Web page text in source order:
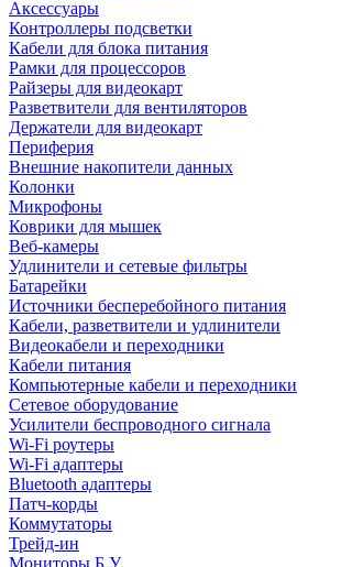
Аксессуары
Контроллеры подсветки
Кабели для блока питания
Рамки для процессоров
Райзеры для видеокарт
Разветвители для вентиляторов
Держатели для видеокарт
Периферия
Внешние накопители данных
Колонки
Микрофоны
Коврики для мышек
Веб-камеры
Удлинители и сетевые фильтры
Батарейки
Источники бесперебойного питания
Кабели, разветвители и удлинители
Видеокабели и переходники
Кабели питания
Компьютерные кабели и переходники
Сетевое оборудование
Усилители беспроводного сигнала
Wi-Fi роутеры
Wi-Fi адаптеры
Bluetooth адаптеры
Патч-корды
Коммутаторы
Трейд-ин
Мониторы Б.У